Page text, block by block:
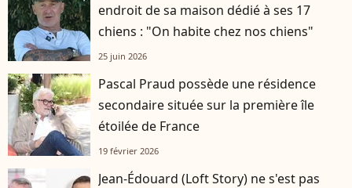
endroit de sa maison dédié à ses 17
chiens : "On habite chez nos chiens"
25 juin 2026
Pascal Praud possède une résidence
secondaire située sur la première île
étoilée de France
19 février 2026
Jean-Édouard (Loft Story) ne s'est pas